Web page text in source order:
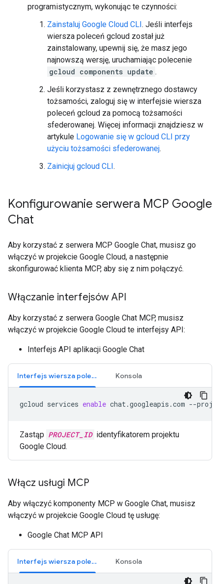
programistycznym, wykonując te czynności:
Zainstaluj Google Cloud CLI. Jeśli interfejs
wiersza poleceń gcloud został już
zainstalowany, upewnij się, że masz jego
najnowszą wersję, uruchamiając polecenie
gcloud components update .
Jeśli korzystasz z zewnętrznego dostawcy
tożsamości, zaloguj się w interfejsie wiersza
poleceń gcloud za pomocą tożsamości
sfederowanej. Więcej informacji znajdziesz w
artykule Logowanie się w gcloud CLI przy
użyciu tożsamości sfederowanej.
Zainicjuj gcloud CLI.
Konfigurowanie serwera MCP Google
Chat
Aby korzystać z serwera MCP Google Chat, musisz go
włączyć w projekcie Google Cloud, a następnie
skonfigurować klienta MCP, aby się z nim połączyć.
Włączanie interfejsów API
Aby korzystać z serwera Google Chat MCP, musisz
włączyć w projekcie Google Cloud te interfejsy API:
Interfejs API aplikacji Google Chat
Interfejs wiersza poleceń Konsola
gcloud services enable chat.googleapis.com --
Zastąp PROJECT_ID identyfikatorem projektu
Google Cloud.
Włącz usługi MCP
Aby włączyć komponenty MCP w Google Chat, musisz
włączyć w projekcie Google Cloud tę usługę:
Google Chat MCP API
Interfejs wiersza poleceń Konsola